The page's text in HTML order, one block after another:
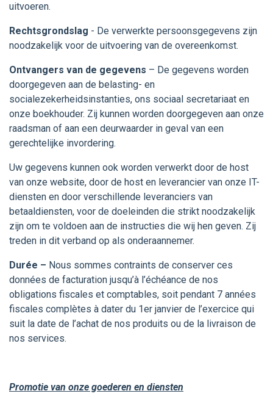
uitvoeren.
Rechtsgrondslag - De verwerkte persoonsgegevens zijn
noodzakelijk voor de uitvoering van de overeenkomst.
Ontvangers van de gegevens – De gegevens worden
doorgegeven aan de belasting- en
socialezekerheidsinstanties, ons sociaal secretariaat en
onze boekhouder. Zij kunnen worden doorgegeven aan onze
raadsman of aan een deurwaarder in geval van een
gerechtelijke invordering.
Uw gegevens kunnen ook worden verwerkt door de host
van onze website, door de host en leverancier van onze IT-
diensten en door verschillende leveranciers van
betaaldiensten, voor de doeleinden die strikt noodzakelijk
zijn om te voldoen aan de instructies die wij hen geven. Zij
treden in dit verband op als onderaannemer.
Durée – Nous sommes contraints de conserver ces
données de facturation jusqu’à l’échéance de nos
obligations fiscales et comptables, soit pendant 7 années
fiscales complètes à dater du 1er janvier de l’exercice qui
suit la date de l’achat de nos produits ou de la livraison de
nos services.
Promotie van onze goederen en diensten